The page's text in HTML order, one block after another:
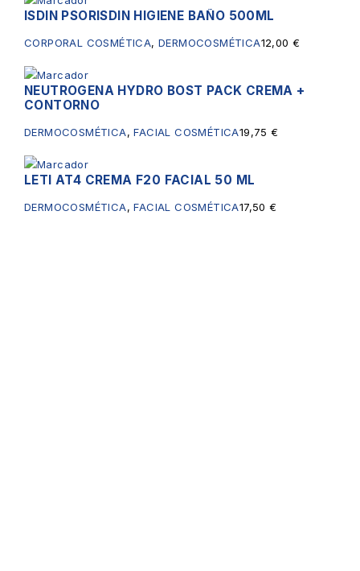
ISDIN PSORISDIN HIGIENE BAÑO 500ML
CORPORAL COSMÉTICA,DERMOCOSMÉTICA12,00€
NEUTROGENA HYDRO BOST PACK CREMA +
CONTORNO
DERMOCOSMÉTICA,FACIAL COSMÉTICA19,75€
LETI AT4 CREMA F20 FACIAL 50 ML
DERMOCOSMÉTICA,FACIAL COSMÉTICA17,50€